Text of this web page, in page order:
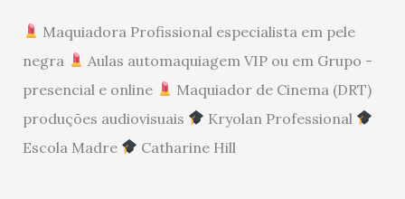
Maquiadora Profissional especialista em pele
negra
Aulas automaquiagem VIP ou em Grupo -
presencial e online
Maquiador de Cinema (DRT)
produções audiovisuais
Kryolan Professional
Escola Madre
Catharine Hill